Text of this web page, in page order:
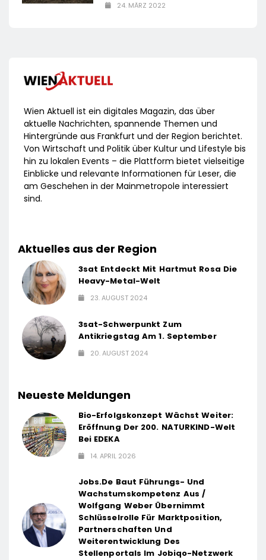
24. MÄRZ 2022
Wien Aktuell ist ein digitales Magazin, das über
aktuelle Nachrichten, spannende Themen und
Hintergründe aus Frankfurt und der Region berichtet.
Von Wirtschaft und Politik über Kultur und Lifestyle bis
hin zu lokalen Events – die Plattform bietet vielseitige
Einblicke und relevante Informationen für Leser, die
am Geschehen in der Mainmetropole interessiert
sind.
Aktuelles aus der Region
3sat Entdeckt Mit Hartmut Rosa Die
Heavy-Metal-Welt
23. AUGUST 2024
3sat-Schwerpunkt Zum
Antikriegstag Am 1. September
20. AUGUST 2024
Neueste Meldungen
Bio-Erfolgskonzept Wächst Weiter:
Eröffnung Der 200. NATURKIND-Welt
Bei EDEKA
14. APRIL 2026
Jobs.de Baut Führungs- Und
Wachstumskompetenz Aus /
Wolfgang Weber Übernimmt
Schlüsselrolle Für Marktposition,
Partnerschaften Und
Weiterentwicklung Des
Stellenportals Im Jobiqo-Netzwerk